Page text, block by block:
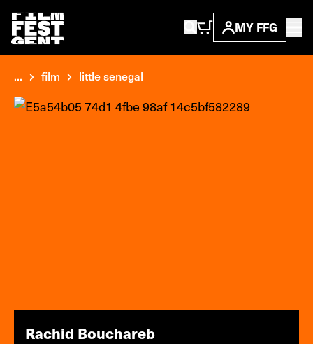
MY FFG
... film little senegal
Rachid Bouchareb